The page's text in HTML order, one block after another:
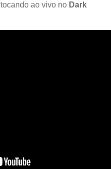
tocando ao vivo no Dark